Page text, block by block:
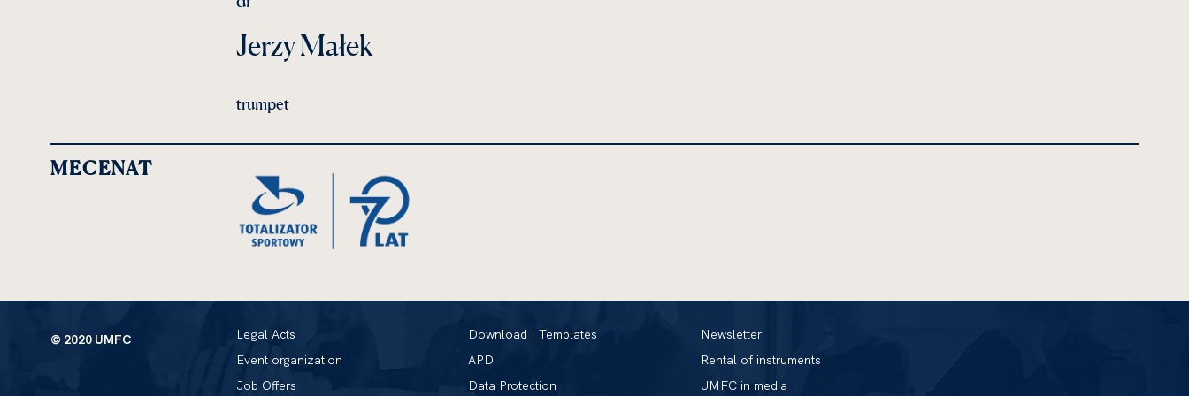
Jerzy Małek
trumpet
MECENAT
© 2020 UMFC
Legal Acts
Event organization
Job Offers
Download | Templates
APD
Data Protection
Newsletter
Rental of instruments
UMFC in media